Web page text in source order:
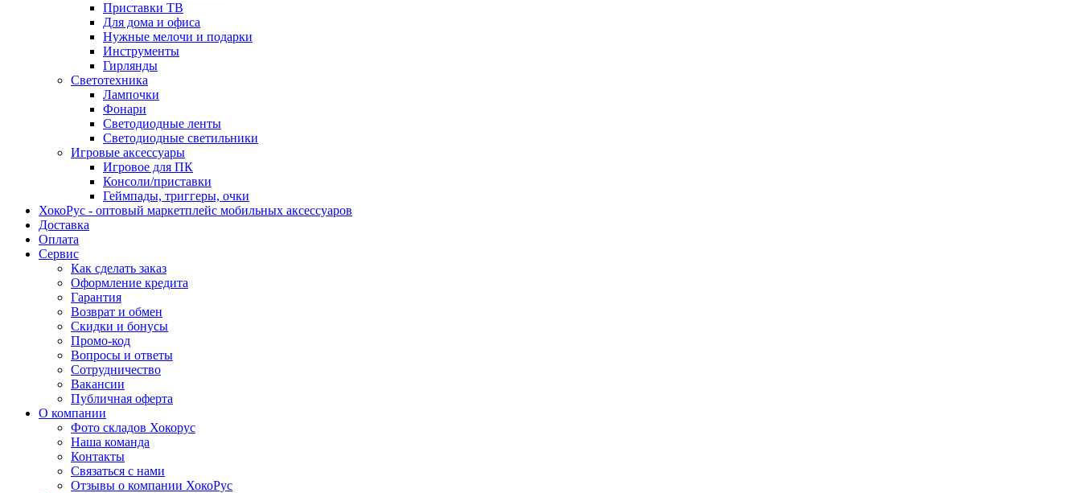
Приставки ТВ
Для дома и офиса
Нужные мелочи и подарки
Инструменты
Гирлянды
Светотехника
Лампочки
Фонари
Светодиодные ленты
Светодиодные светильники
Игровые аксессуары
Игровое для ПК
Консоли/приставки
Геймпады, триггеры, очки
ХокоРус - оптовый маркетплейс мобильных аксессуаров
Доставка
Оплата
Сервис
Как сделать заказ
Оформление кредита
Гарантия
Возврат и обмен
Скидки и бонусы
Промо-код
Вопросы и ответы
Сотрудничество
Вакансии
Публичная оферта
О компании
Фото складов Хокорус
Наша команда
Контакты
Связаться с нами
Отзывы о компании ХокоРус